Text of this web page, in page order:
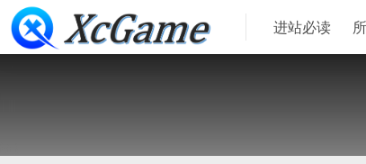
进站必读